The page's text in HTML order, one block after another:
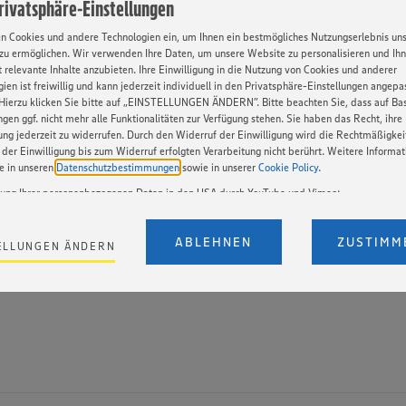
Einstellungen
Cookies und andere Technologien ein, um Ihnen ein bestmögliches Nutzungserlebnis
ermöglichen. Wir verwenden Ihre Daten, um unsere Website zu personalisieren und
relevante Inhalte anzubieten. Ihre Einwilligung in die Nutzung von Cookies und anderer
ist freiwillig und kann jederzeit individuell in den Privatsphäre-Einstellungen
klicken Sie bitte auf „EINSTELLUNGEN ÄNDERN”. Bitte beachten Sie, dass auf
ggf. nicht mehr alle Funktionalitäten zur Verfügung stehen. Sie haben das Recht, ihre
jederzeit zu widerrufen. Durch den Widerruf der Einwilligung wird die
Einwilligung bis zum Widerruf erfolgten Verarbeitung nicht berührt. Weitere
in unseren Datenschutzbestimmungen sowie in unserer Cookie Policy.
Ihrer personenbezogenen Daten in den USA durch YouTube und Vimeo:
auf unserer Webseite Videos von YouTube und Vimeo ein. Wenn Sie auf „Zustimmen”
a) DSGVO ein, dass Ihre Daten (IP-Adresse, Zeitstempel, ggf. Nutzerverhalten auf unserer
an die Anbieter der Dienste YouTube und Vimeo in den USA übermittelt und dort
ÄNDERN ABLEHNEN
„Herr Rizzo zeichnet sich durch sein Knowhow und seine
Logistik sowie im Umgang mit frischen Lebensmitteln aus“,
im Rahmen der Urkundenübergabe und fügte hinzu: „Er
den Wareneingang effizient. Dabei hat er stets die
– Obst und Gemüse liegen ihm einfach am Herzen.“
auch nach 40 Jahren die abwechslungsreiche Arbeit im
für seine 40-jährige Treue und seinen Einsatz“, sagte der
DOWNLOAD